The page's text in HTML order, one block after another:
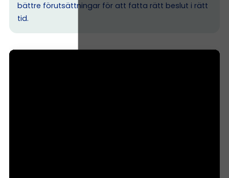
bättre förutsättningar för att fatta rätt beslut i rätt
tid.